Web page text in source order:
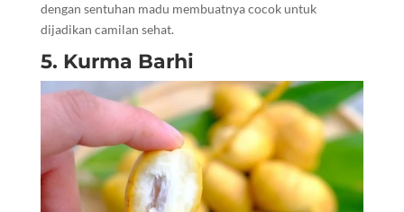
dengan sentuhan madu membuatnya cocok untuk
dijadikan camilan sehat.
5. Kurma Barhi